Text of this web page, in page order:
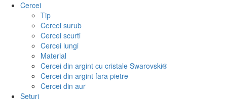
Cercei
Tip
Cercei surub
Cercei scurti
Cercei lungi
Material
Cercei din argint cu cristale Swarovski®
Cercei din argint fara pietre
Cercei din aur
Seturi